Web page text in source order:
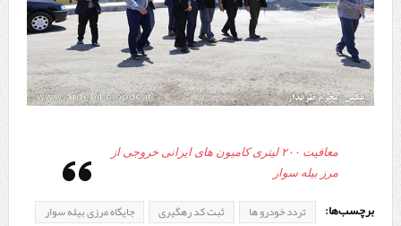
معافیت ۲۰۰ لیتری کامیون های ایرانی خروجی از
مرز بیله سوار
برچسب‌ها: تردد خودرو ها ثبت کد رهگیری
جایگاه مرزی بیله سوار